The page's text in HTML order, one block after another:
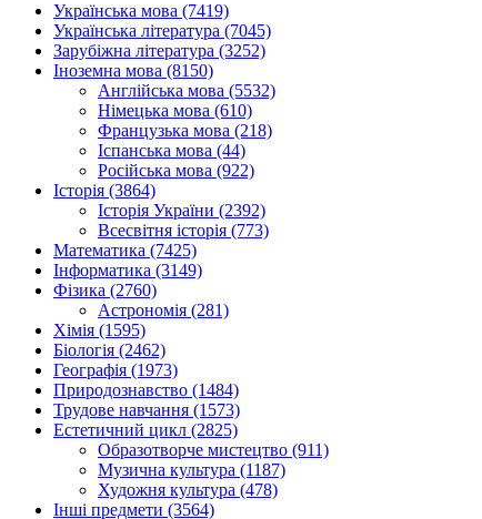
Українська мова (7419)
Українська література (7045)
Зарубіжна література (3252)
Іноземна мова (8150)
Англійська мова (5532)
Німецька мова (610)
Французька мова (218)
Іспанська мова (44)
Російська мова (922)
Історія (3864)
Історія України (2392)
Всесвітня історія (773)
Математика (7425)
Інформатика (3149)
Фізика (2760)
Астрономія (281)
Хімія (1595)
Біологія (2462)
Географія (1973)
Природознавство (1484)
Трудове навчання (1573)
Естетичний цикл (2825)
Образотворче мистецтво (911)
Музична культура (1187)
Художня культура (478)
Інші предмети (3564)